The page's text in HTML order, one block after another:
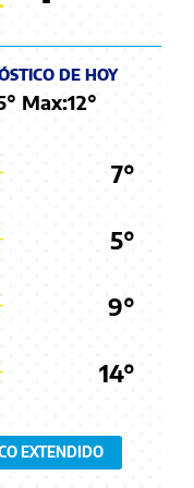
DE HOY
° Max:12°
7°
5°
9°
14°
EXTENDIDO